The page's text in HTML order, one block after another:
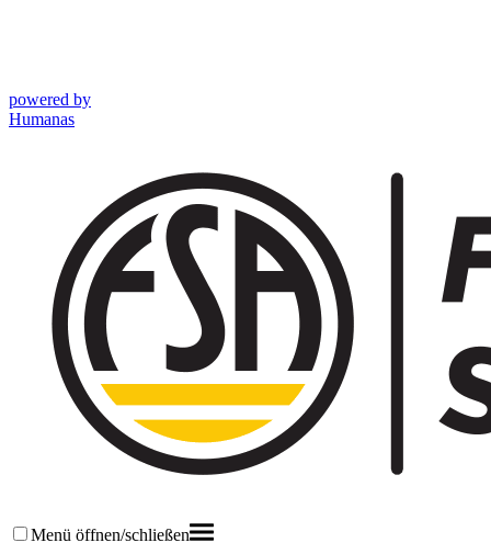
powered by
Humanas
Menü öffnen/schließen